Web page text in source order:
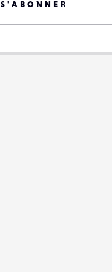
S'ABONNER